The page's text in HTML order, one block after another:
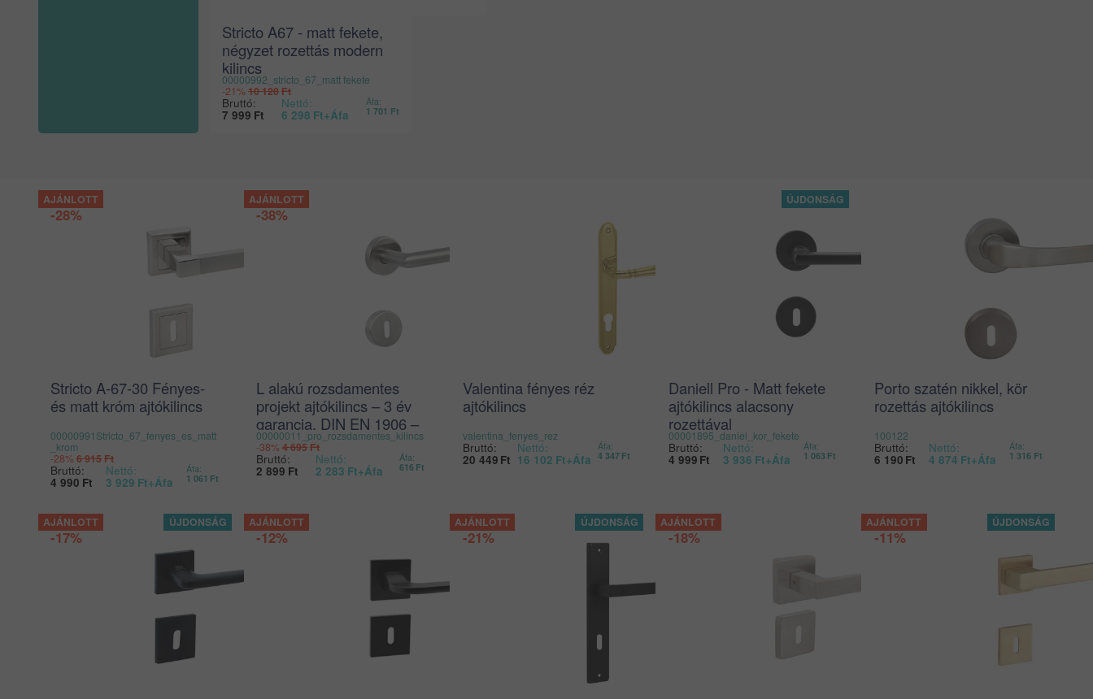
Stricto A67 - matt fekete,
négyzet rozettás modern
kilincs
00000992_stricto_67_matt fekete
-21%10 120Ft
Bruttó:
7 999 Ft
Nettó:
6 298 Ft+Áfa
Áfa:
1 701 Ft
-28%
Stricto A-67-30 Fényes-
és matt króm ajtókilincs
00000991Stricto_67_fenyes_es_matt
_krom
-28% 6 915Ft
Bruttó:
4 990 Ft
Nettó:
3 929 Ft+Áfa
Áfa:
1 061 Ft
-38%
L alakú rozsdamentes
projekt ajtókilincs – 3 év
garancia, DIN EN 1906 –
matt INOX
00000011_pro_rozsdamentes_kilincs
-38% 4 695Ft
Bruttó:
2 899 Ft
Nettó:
2 283 Ft+Áfa
Áfa:
616 Ft
Valentina fényes réz
ajtókilincs
valentina_fenyes_rez
Bruttó:
20 449 Ft
Nettó:
16 102 Ft+Áfa
Áfa:
4 347 Ft
Daniell Pro - Matt fekete
ajtókilincs alacsony
rozettával
00001895_daniel_kor_fekete
Bruttó:
4 999 Ft
Nettó:
3 936 Ft+Áfa
Áfa:
1 063 Ft
Porto szatén nikkel, kör
rozettás ajtókilincs
100122
Bruttó:
6 190 Ft
Nettó:
4 874 Ft+Áfa
Áfa:
1 316 Ft
-17% -12% -21% -18% -11%